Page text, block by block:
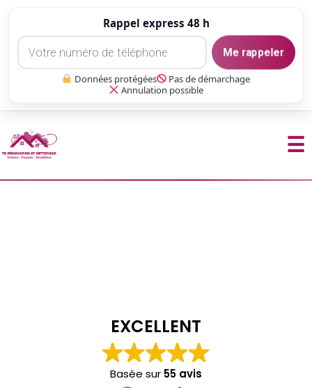
Rappel express 48 h
Me rappeler
Données protégées
Pas de démarchage
Annulation possible
☰
EXCELLENT
Basée sur 55 avis